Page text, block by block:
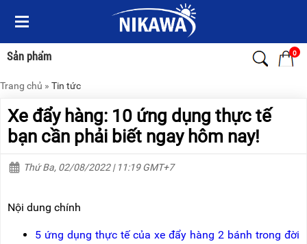
Sản phẩm 0
Menu
Sản
phẩm
TRANG
THANG
NHÔM
XE
Menu
Sản
phẩm
TRANG
THANG
NHÔM
THANG
NHÔM
Trang chủ » Tin tức
Xe đẩy hàng: 10 ứng dụng thực tế
bạn cần phải biết ngay hôm nay!
Thứ Ba, 02/08/2022 | 11:19 GMT+7
Nội dung chính
5 ứng dụng thực tế của xe đẩy hàng 2 bánh trong đời